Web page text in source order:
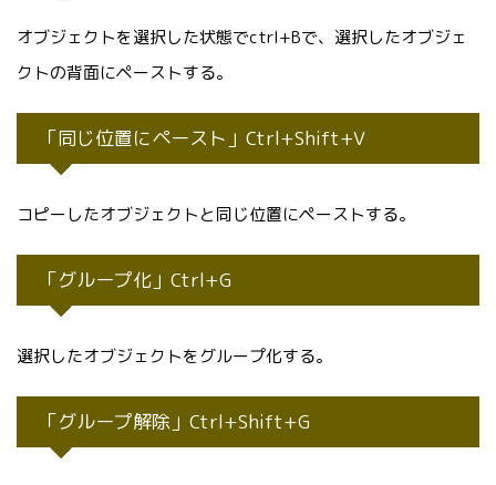
オブジェクトを選択した状態でctrl+Bで、選択したオブジェ
クトの背面にペーストする。
「同じ位置にペースト」Ctrl+Shift+V
コピーしたオブジェクトと同じ位置にペーストする。
「グループ化」Ctrl+G
選択したオブジェクトをグループ化する。
「グループ解除」Ctrl+Shift+G